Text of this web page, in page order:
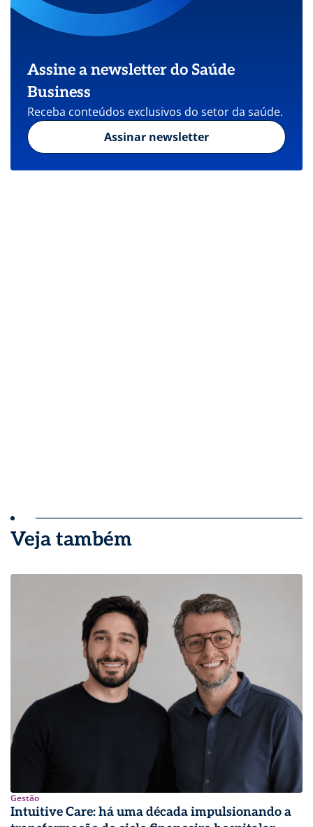
Assine a newsletter do Saúde
Business
Receba conteúdos exclusivos do setor da saúde.
Assinar newsletter
Veja também
Gestão
Intuitive Care: há uma década impulsionando a